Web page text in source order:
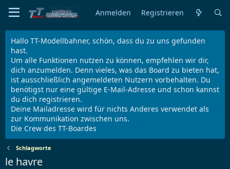
Anmelden Registrieren
Hallo TT-Modellbahner, schön, dass du zu uns gefunden
hast.
Um alle Funktionen nutzen zu können, empfehlen wir dir,
dich anzumelden. Denn vieles, was das Board zu bieten hat,
ist ausschließlich angemeldeten Nutzern vorbehalten. Du
benötigst nur eine gültige E-Mail-Adresse und schon kannst
du dich registrieren.
Deine Mailadresse wird für nichts Anderes verwendet als
zur Kommunikation zwischen uns.
Die Crew des TT-Boardes
Schlagworte
le havre